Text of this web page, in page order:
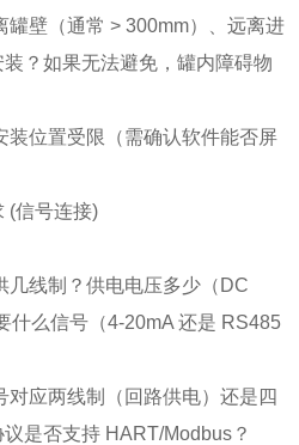
罐壁（通常 > 300mm）、远离进
？如果无法避免，罐内障碍物
装位置受限（需确认软件能否屏
(信号连接)
几线制？供电电压多少（DC
什么信号（4-20mA 还是 RS485
对应两线制（回路供电）还是四
是否支持 HART/Modbus？